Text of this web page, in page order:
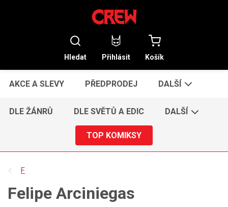
Hledat Přihlásit Košík
AKCE A SLEVY PŘEDPRODEJ DALŠÍ
DLE ŽÁNRŮ DLE SVĚTŮ A EDIC DALŠÍ
TOP KOMIKSY
F
Felipe Arciniegas